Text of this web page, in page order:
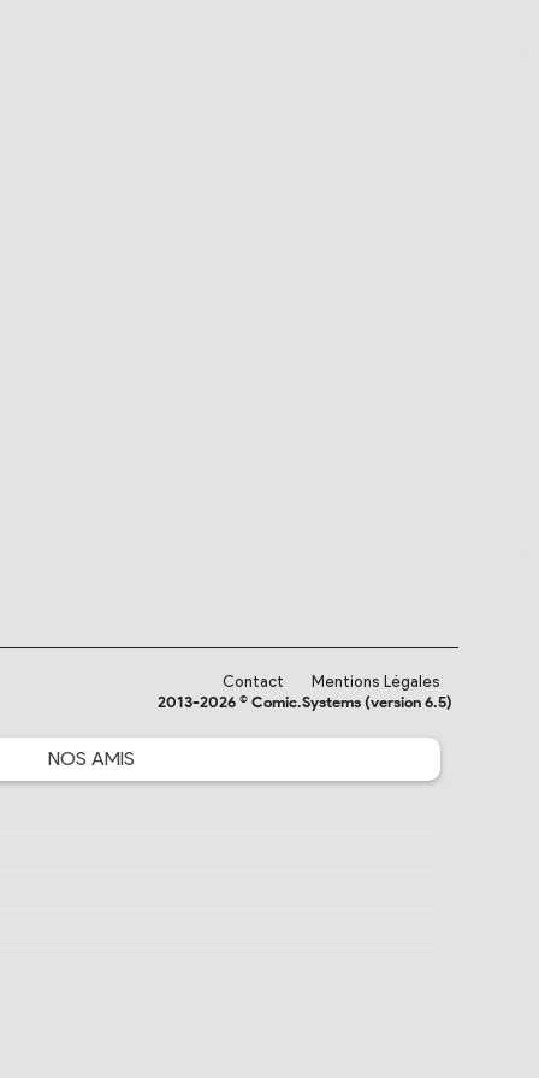
Contact
Mentions Légales
2013-2026 © Comic.Systems (version 6.5)
NOS AMIS